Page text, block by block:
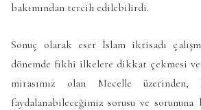
bakımından tercih edilebilirdi.
Sonuç olarak eser İslam iktisadı
dönemde fıkhi ilkelere dikkat çekmesi
mirasımız olan Mecelle
faydalanabileceğimiz sorusu ve